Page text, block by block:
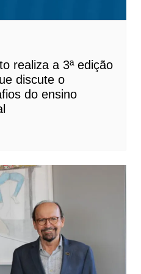
realiza a 3ª edição
discute o
do ensino